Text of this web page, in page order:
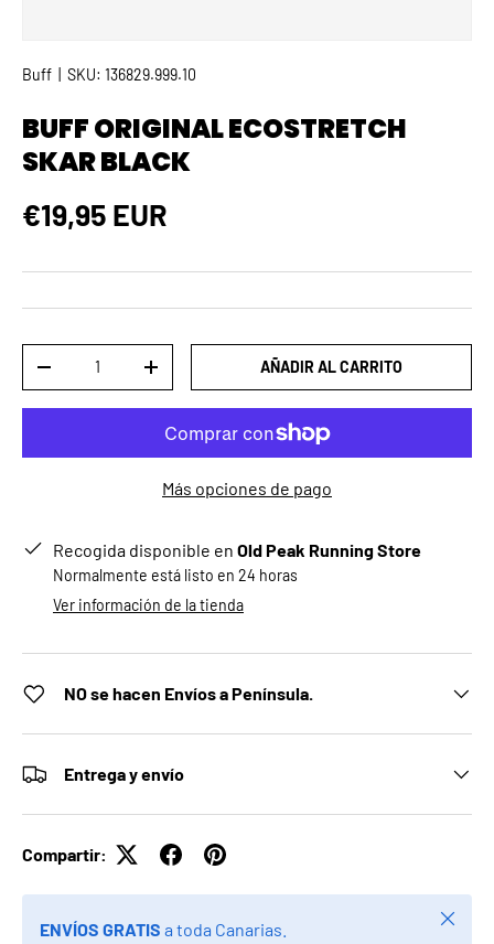
Buff SKU: 136829.999.10
BUFF ORIGINAL ECOSTRETCH
SKAR BLACK
Precio normal
€19,95 EUR
DISMINUIR CANTIDADAUMENTAR LA CANTIDADAÑADIR AL CARRITO
Más opciones de pago
Recogida disponible en Old Peak Running Store
Normalmente está listo en 24 horas
Ver información de la tienda
NO se hacen Envíos a Península.
Entrega y envío
Compartir:
ENVÍOS GRATIS a toda Canarias.
Cerrar